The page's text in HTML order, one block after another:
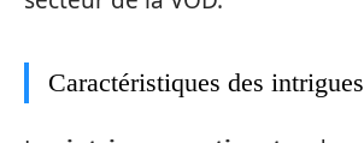
Caractéristiques des intrigues